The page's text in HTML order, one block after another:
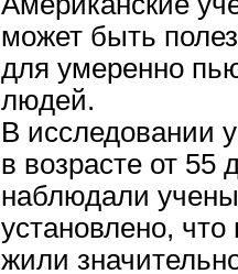
может быть
для умеренно
людей.
В исследовании
в возрасте от 55
наблюдали
установлено,
жили